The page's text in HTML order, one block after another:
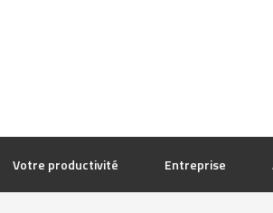
Votre productivité Entreprise